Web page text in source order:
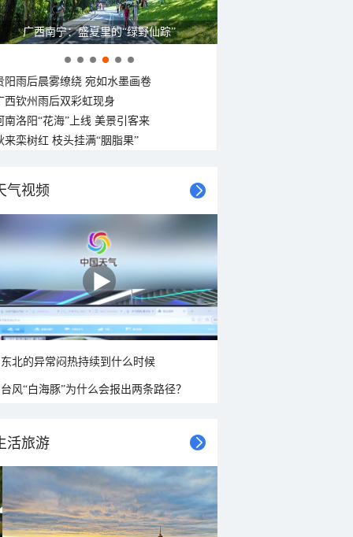
广西南宁：盛夏里的“绿野仙踪”
阳雨后晨雾缭绕 宛如水墨画卷
西钦州雨后双彩虹现身
南洛阳“花海”上线 美景引客来
来栾树红 枝头挂满“胭脂果”
气视频
东北的异常闷热持续到什么时候
台风“白海豚”为什么会报出两条路径？
活旅游